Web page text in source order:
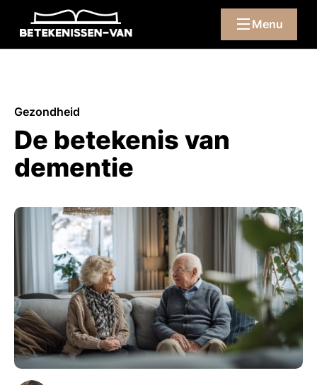
Menu
Gezondheid
De betekenis van
dementie